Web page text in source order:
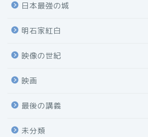
日本最強の城
明石家紅白
映像の世紀
映画
最後の講義
未分類